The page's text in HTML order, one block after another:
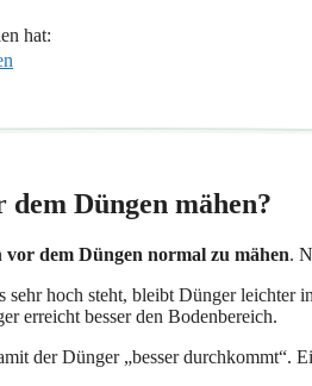
hat:
dem Düngen mähen?
vor dem Düngen normal zu mähen.
sehr hoch steht, bleibt Dünger
erreicht besser den Bodenbereich.
der Dünger „besser durchkommt“.